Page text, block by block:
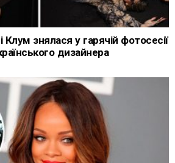
знялася у гарячій фотосесії
дизайнера